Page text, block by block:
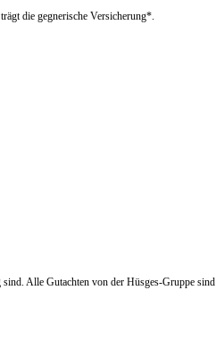
die gegnerische Versicherung*.
Alle Gutachten von der Hüsges-Gruppe sind